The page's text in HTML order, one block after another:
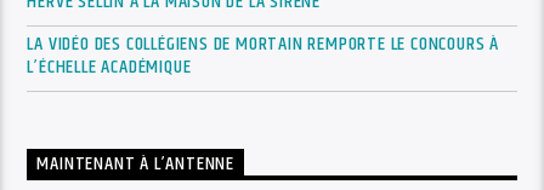
LA VIDÉO DES COLLÉGIENS DE MORTAIN REMPORTE LE CONCOURS À
L’ÉCHELLE ACADÉMIQUE
MAINTENANT À L’ANTENNE